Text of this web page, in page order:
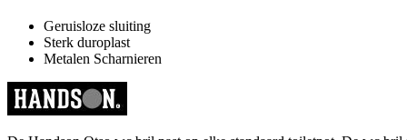
Geruisloze sluiting
Sterk duroplast
Metalen Scharnieren